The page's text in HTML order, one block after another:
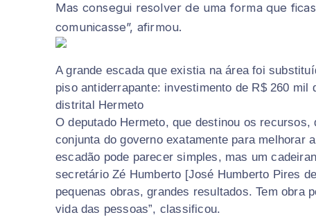
Mas consegui resolver de uma forma que
comunicasse”, afirmou.
A grande escada que existia na área foi
piso antiderrapante: investimento de R$ 260 mil
distrital Hermeto
O deputado Hermeto, que destinou os
conjunta do governo exatamente para melhorar
escadão pode parecer simples, mas um
secretário Zé Humberto [José Humberto Pires
pequenas obras, grandes resultados. Tem obra
vida das pessoas”, classificou.